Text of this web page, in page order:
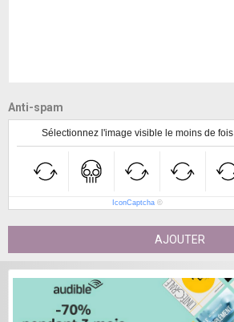
Anti-spam
Sélectionnez l'image visible le moins de fois
IconCaptcha ©
AJOUTER